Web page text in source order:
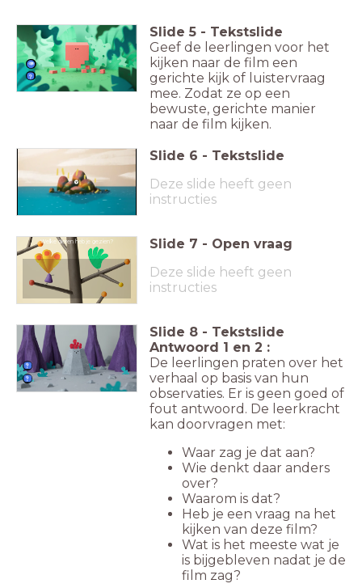
Slide 5 - Tekstslide
Geef de leerlingen voor het
kijken naar de film een
gerichte kijk of luistervraag
mee. Zodat ze op een
bewuste, gerichte manier
naar de film kijken.
Voeg hier de film toe
Slide 6 - Tekstslide
Deze slide heeft geen
instructies
Welke dieren heb je gezien? Slide 7 - Open vraag
Deze slide heeft geen
instructies
Slide 8 - Tekstslide
Antwoord 1 en 2 :
De leerlingen praten over het
verhaal op basis van hun
observaties. Er is geen goed of
fout antwoord. De leerkracht
kan doorvragen met:
Waar zag je dat aan?
Wie denkt daar anders
over?
Waarom is dat?
Heb je een vraag na het
kijken van deze film?
Wat is het meeste wat je
is bijgebleven nadat je de
film zag?